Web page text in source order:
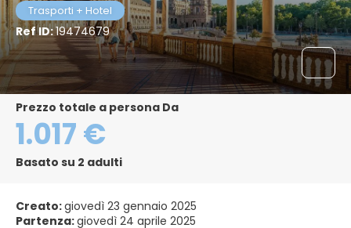
Trasporti + Hotel
Ref ID:19474679
Prezzo totale a persona Da
1.017 €
Basato su 2 adulti
Creato:giovedì 23 gennaio 2025
Partenza:giovedì 24 aprile 2025